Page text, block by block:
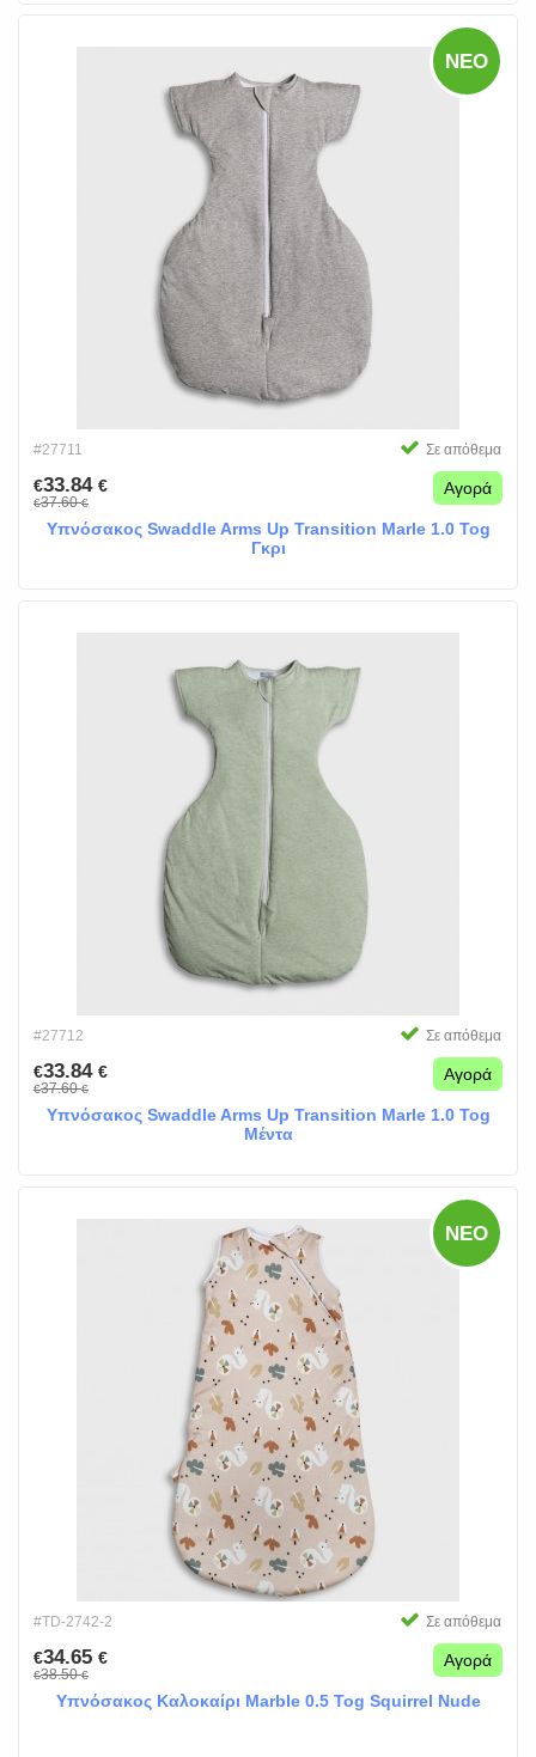
ΝΈΟ
#27711 Σε απόθεμα
€33.84 €
€37.60€
Αγορά
Υπνόσακος Swaddle Arms Up Transition Marle 1.0 Tog
Γκρι
#27712 Σε απόθεμα
€33.84 €
€37.60€
Αγορά
Υπνόσακος Swaddle Arms Up Transition Marle 1.0 Tog
Μέντα
ΝΈΟ
#TD-2742-2 Σε απόθεμα
€34.65 €
€38.50€
Αγορά
Υπνόσακος Καλοκαίρι Marble 0.5 Tog Squirrel Nude